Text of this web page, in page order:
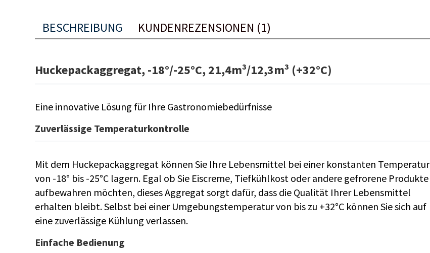
BESCHREIBUNG KUNDENREZENSIONEN (1)
Huckepackaggregat, -18°/-25°C, 21,4m³/12,3m³ (+32°C)
Eine innovative Lösung für Ihre Gastronomiebedürfnisse
Zuverlässige Temperaturkontrolle
Mit dem Huckepackaggregat können Sie Ihre Lebensmittel bei einer konstanten Temperatur
von -18° bis -25°C lagern. Egal ob Sie Eiscreme, Tiefkühlkost oder andere gefrorene Produkte
aufbewahren möchten, dieses Aggregat sorgt dafür, dass die Qualität Ihrer Lebensmittel
erhalten bleibt. Selbst bei einer Umgebungstemperatur von bis zu +32°C können Sie sich auf
eine zuverlässige Kühlung verlassen.
Einfache Bedienung